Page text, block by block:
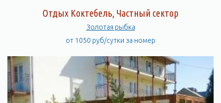
Отдых Коктебель, Частный сектор
Золотая рыбка
от 1050 руб/сутки за номер